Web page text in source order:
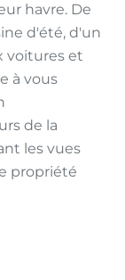
havre. De
d'été, d'un
voitures et
à vous
de la
les vues
propriété